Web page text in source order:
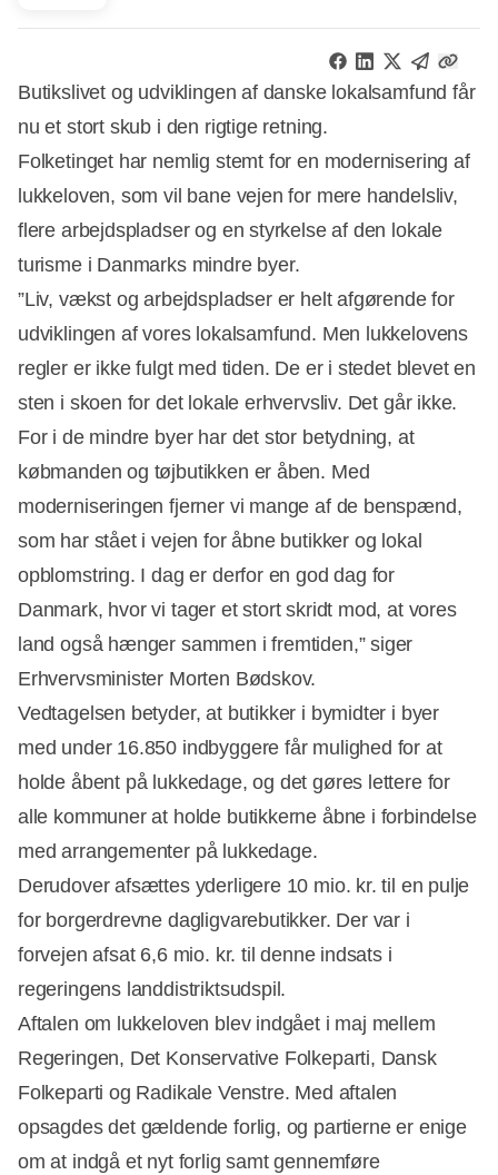
Butikslivet og udviklingen af danske lokalsamfund får
nu et stort skub i den rigtige retning.
Folketinget har nemlig stemt for en modernisering af
lukkeloven, som vil bane vejen for mere handelsliv,
flere arbejdspladser og en styrkelse af den lokale
turisme i Danmarks mindre byer.
Annonce
”Liv, vækst og arbejdspladser er helt afgørende for
udviklingen af vores lokalsamfund. Men lukkelovens
regler er ikke fulgt med tiden. De er i stedet blevet en
sten i skoen for det lokale erhvervsliv. Det går ikke.
For i de mindre byer har det stor betydning, at
købmanden og tøjbutikken er åben. Med
moderniseringen fjerner vi mange af de benspænd,
som har stået i vejen for åbne butikker og lokal
opblomstring. I dag er derfor en god dag for
Danmark, hvor vi tager et stort skridt mod, at vores
land også hænger sammen i fremtiden,” siger
Erhvervsminister Morten Bødskov.
Vedtagelsen betyder, at butikker i bymidter i byer
med under 16.850 indbyggere får mulighed for at
holde åbent på lukkedage, og det gøres lettere for
alle kommuner at holde butikkerne åbne i forbindelse
med arrangementer på lukkedage.
Derudover afsættes yderligere 10 mio. kr. til en pulje
for borgerdrevne dagligvarebutikker. Der var i
forvejen afsat 6,6 mio. kr. til denne indsats i
regeringens landdistriktsudspil.
Aftalen om lukkeloven blev indgået i maj mellem
Regeringen, Det Konservative Folkeparti, Dansk
Folkeparti og Radikale Venstre. Med aftalen
opsagdes det gældende forlig, og partierne er enige
om at indgå et nyt forlig samt gennemføre